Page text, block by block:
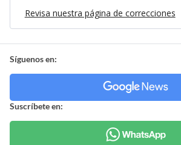
Revisa nuestra página de correcciones
Síguenos en:
Suscríbete en: